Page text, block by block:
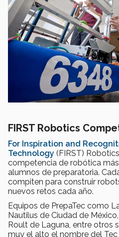
FIRST Robotics
For Inspiration and
Technology (FIRST)
competencia de robótica
alumnos de preparatoria.
compiten para construir
nuevos retos cada año.
Equipos de PrepaTec como
Nautilus de Ciudad de
Roult de Laguna, entre otros
muy el alto el nombre del